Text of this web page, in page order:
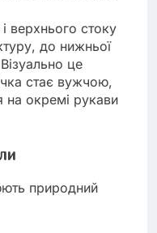
верхнього стоку
до нижньої
це
стає вужчою,
на окремі рукави
природний